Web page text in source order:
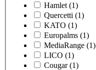
Hamlet (1)
Quercetti (1)
KATO (1)
Europalms (1)
MediaRange (1)
LICO (1)
Cougar (1)